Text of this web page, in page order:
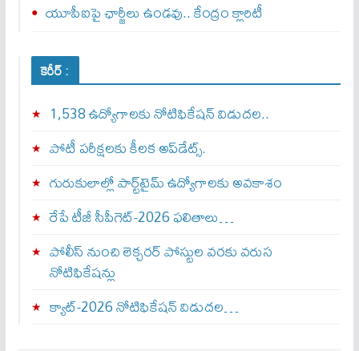
యూపీఐపై ఛార్జీలు ఉండవు.. కేంద్రం క్లారిటీ
కెరీర్ :
1,538 ఉద్యోగాలకు నోటిఫికేషన్ విడుదల..
పోటీ పరీక్షలకు కీలక అప్‌డేట్స్.
గురుకులాల్లో పార్ట్‌టైమ్ ఉద్యోగాలకు అవకాశం
రేపే టీజీ సీపీగెట్‌-2026 ఫలితాలు…
పోలీస్ నుంచి లెక్చరర్ పోస్టుల వరకు వరుస
నోటిఫికేషన్లు
క్యాట్-2026 నోటిఫికేషన్ విడుదల…